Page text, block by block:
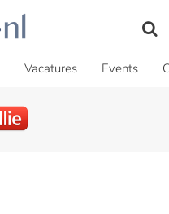
Vacatures Events